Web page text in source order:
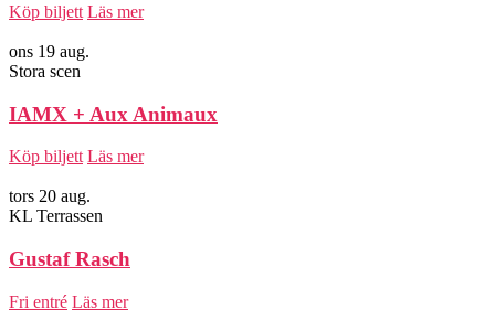
Köp biljett Läs mer
ons 19 aug.
Stora scen
IAMX + Aux Animaux
Köp biljett Läs mer
tors 20 aug.
KL Terrassen
Gustaf Rasch
Fri entré Läs mer